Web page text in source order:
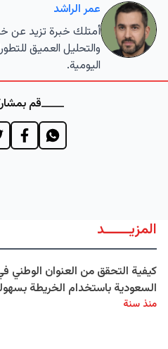
عمر الراشد
أمتلك خبرة تزيد عن
والتحليل العميق
اليومية.
قم
المزيــــــد
كيفية التحقق من العنوان الوطني
السعودية باستخدام الخريطة
منذ سنة